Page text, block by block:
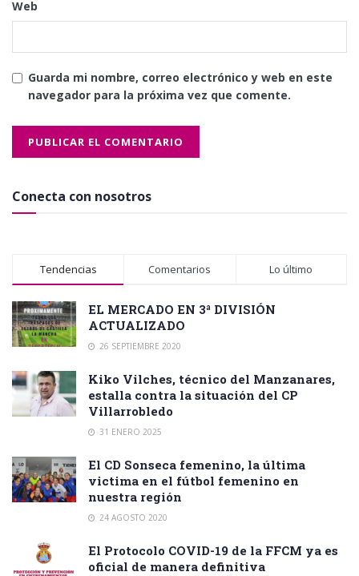
Web
Guarda mi nombre, correo electrónico y web en este
navegador para la próxima vez que comente.
Conecta con nosotros
Tendencias Comentarios Lo último
EL MERCADO EN 3ª DIVISIÓN
ACTUALIZADO
26 SEPTIEMBRE 2020
Kiko Vilches, técnico del Manzanares,
estalla contra la situación del CP
Villarrobledo
31 ENERO 2025
El CD Sonseca femenino, la última
victima en el fútbol femenino en
nuestra región
24 AGOSTO 2020
El Protocolo COVID-19 de la FFCM ya es
oficial de manera definitiva